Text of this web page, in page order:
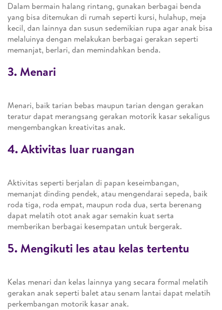
Dalam bermain halang rintang, gunakan berbagai benda
yang bisa ditemukan di rumah seperti kursi, hulahup, meja
kecil, dan lainnya dan susun sedemikian rupa agar anak bisa
melaluinya dengan melakukan berbagai gerakan seperti
memanjat, berlari, dan memindahkan benda.
3. Menari
Menari, baik tarian bebas maupun tarian dengan gerakan
teratur dapat merangsang gerakan motorik kasar sekaligus
mengembangkan kreativitas anak.
4. Aktivitas luar ruangan
Aktivitas seperti berjalan di papan keseimbangan,
memanjat dinding pendek, atau mengendarai sepeda, baik
roda tiga, roda empat, maupun roda dua, serta berenang
dapat melatih otot anak agar semakin kuat serta
memberikan berbagai kesempatan untuk bergerak.
5. Mengikuti les atau kelas tertentu
Kelas menari dan kelas lainnya yang secara formal melatih
gerakan anak seperti balet atau senam lantai dapat melatih
perkembangan motorik kasar anak.